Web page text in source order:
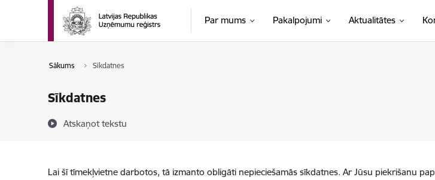
Pāriet uz lapas saturu
Par mums Pakalpojumi Aktualitātes
Sākums Sīkdatnes
Sīkdatnes
Atskaņot tekstu
Lai šī tīmekļvietne darbotos, tā izmanto obligāti nepieciešamās sīkdatnes. Ar Jūsu piekrišanu